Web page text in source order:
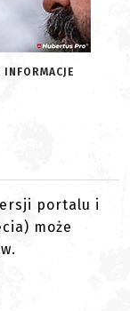
INFORMACJE
portalu i
może